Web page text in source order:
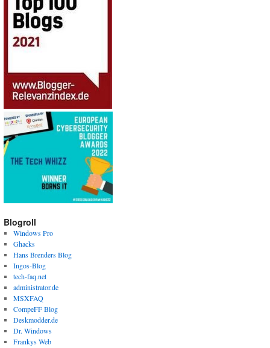
Blogroll
Windows Pro
Ghacks
Hans Brenders Blog
Ingos-Blog
tech-faq.net
administrator.de
MSXFAQ
CompeFF Blog
Deskmodder.de
Dr. Windows
Frankys Web